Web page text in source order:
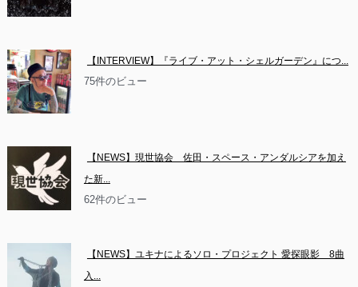
【INTERVIEW】『ライブ・アット・シェルガーデン』につ...
75件のビュー
【NEWS】現世協会　佐田・スペース・アンダルシアを加え
た新...
62件のビュー
【NEWS】ユキナによるソロ・プロジェクト 愛探眼影　8曲
入...